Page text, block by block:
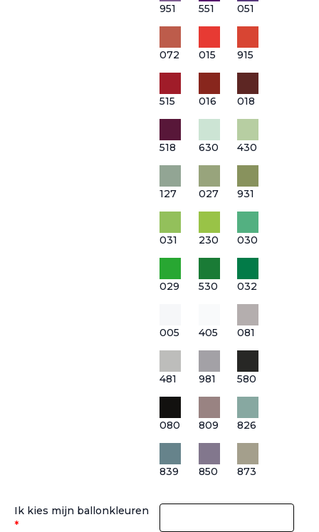
951 551 051
072 015 915
515 016 018
518 630 430
127 027 931
031 230 030
029 530 032
005 405 081
481 981 580
080 809 826
839 850 873
Ik kies mijn ballonkleuren
*